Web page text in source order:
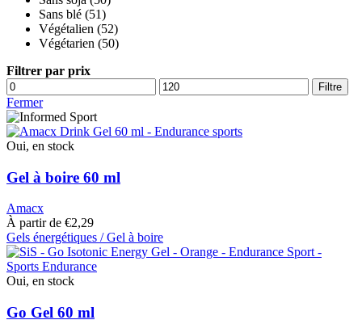
Sans blé (51)
Végétalien (52)
Végétarien (50)
Filtrer par prix
Prix
mini
Prix
max
Filtre
Fermer
Oui, en stock
Gel à boire 60 ml
Amacx
À partir de €2,29
Gels énergétiques / Gel à boire
Ce
produit
a
variantes.
Oui, en stock
Go Gel 60 ml